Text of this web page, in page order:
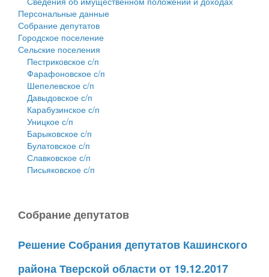
Персональные данные
Собрание депутатов
Городское поселение
Сельские поселения
Пестриковское с/п
Фарафоновское с/п
Шепелевское с/п
Давыдовское с/п
Карабузинское с/п
Уницкое с/п
Барыковское с/п
Булатовское с/п
Славковское с/п
Письяковское с/п
Собрание депутатов
Решение Собрания депутатов Кашинского
района Тверской области от 19.12.2017